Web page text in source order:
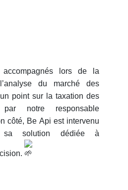
lors de la
du marché des
point sur la taxation des
notre responsable
côté, Be Api est intervenu
sa solution dédiée à